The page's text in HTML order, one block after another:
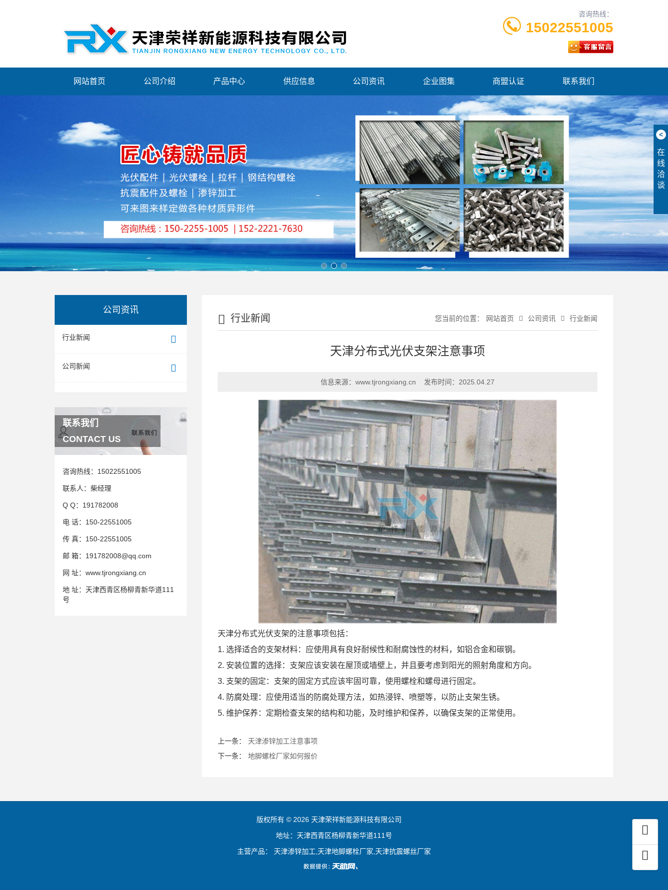
咨询热线：
15022551005
网站首页 公司介绍 产品中心 供应信息 公司资讯 企业图集 商盟认证 联系我们
公司资讯
行业新闻
公司新闻
联系我们
CONTACT US
咨询热线： 15022551005
联系人： 柴经理
Q Q： 191782008
电 话： 150-22551005
传 真： 150-22551005
邮 箱： 191782008@qq.com
网 址： www.tjrongxiang.cn
地 址： 天津西青区杨柳青新华道111
号
行业新闻 您当前的位置： 网站首页 公司资讯 行业新闻
天津分布式光伏支架注意事项
信息来源： www.tjrongxiang.cn 发布时间： 2025.04.27
天津分布式光伏支架的注意事项包括：
1. 选择适合的支架材料：应使用具有良好耐候性和耐腐蚀性的材料，如铝合金和碳钢。
2. 安装位置的选择：支架应该安装在屋顶或墙壁上，并且要考虑到阳光的照射角度和方向。
3. 支架的固定：支架的固定方式应该牢固可靠，使用螺栓和螺母进行固定。
4. 防腐处理：应使用适当的防腐处理方法，如热浸锌、喷塑等，以防止支架生锈。
5. 维护保养：定期检查支架的结构和功能，及时维护和保养，以确保支架的正常使用。
上一条：
天津渗锌加工注意事项
下一条：
地脚螺栓厂家如何报价
版权所有 © 2026 天津荣祥新能源科技有限公司
地址：天津西青区杨柳青新华道111号
主营产品： 天津渗锌加工,天津地脚螺栓厂家,天津抗震螺丝厂家
<
在
线
洽
谈